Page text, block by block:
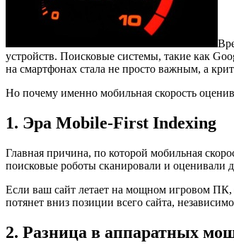
устройств. Поисковые системы, такие как
на смартфонах стала не просто важным, а
Но почему именно мобильная скорость
1. Эра Mobile-First Indexing
Главная причина, по которой мобильная
поисковые роботы сканировали и оценивали
Если ваш сайт летает на мощном игровом ПК,
потянет вниз позиции всего сайта,
2. Разница в аппаратных